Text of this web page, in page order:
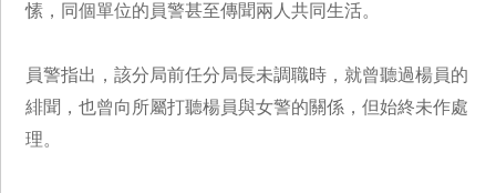
愫，同個單位的員警甚至傳聞兩人共同生活。
員警指出，該分局前任分局長未調職時，就曾聽過楊員的
緋聞，也曾向所屬打聽楊員與女警的關係，但始終未作處
理。